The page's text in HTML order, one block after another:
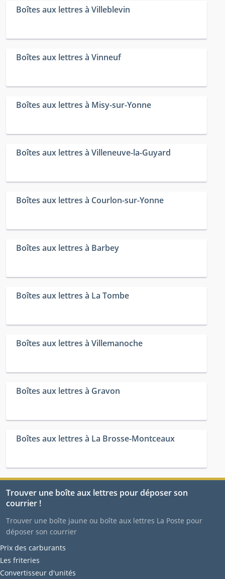
Boîtes aux lettres à Villeblevin
Boîtes aux lettres à Vinneuf
Boîtes aux lettres à Misy-sur-Yonne
Boîtes aux lettres à Villeneuve-la-Guyard
Boîtes aux lettres à Courlon-sur-Yonne
Boîtes aux lettres à Barbey
Boîtes aux lettres à La Tombe
Boîtes aux lettres à Villemanoche
Boîtes aux lettres à Gravon
Boîtes aux lettres à La Brosse-Montceaux
Trouver une boîte aux lettres pour déposer son
courrier !
Trouver une boîte jaune ou boîte aux lettres La Poste pour
déposer son courrier
Prix des carburants
Les friteries
Convertisseur d'unités